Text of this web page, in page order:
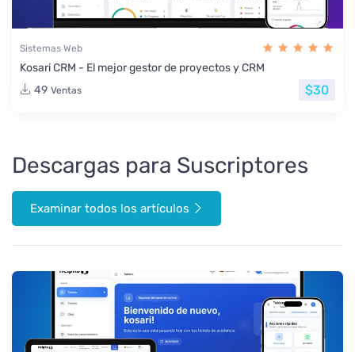
Sistemas Web
Kosari CRM - El mejor gestor de proyectos y CRM
49 Ventas $30
Descargas para Suscriptores
Examinar todos los artículos